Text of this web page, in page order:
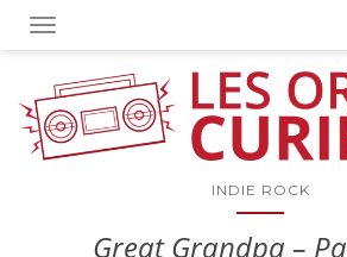
OUVRIR/FERMER LA NAVIGATION
INDIE ROCK
Great Grandpa –